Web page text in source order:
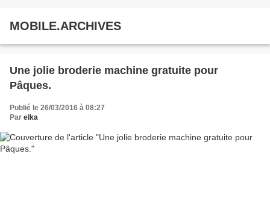
MOBILE.ARCHIVES
Une jolie broderie machine gratuite pour
Pâques.
Publié le 26/03/2016 à 08:27
Par elka